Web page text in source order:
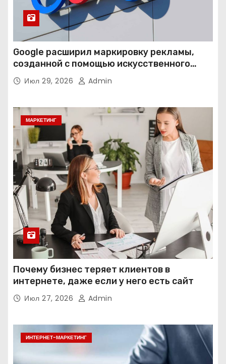
Google расширил маркировку рекламы,
созданной с помощью искусственного
интеллекта
Июл 29, 2026 Admin
МАРКЕТИНГ
Почему бизнес теряет клиентов в
интернете, даже если у него есть сайт
Июл 27, 2026 Admin
ИНТЕРНЕТ-МАРКЕТИНГ